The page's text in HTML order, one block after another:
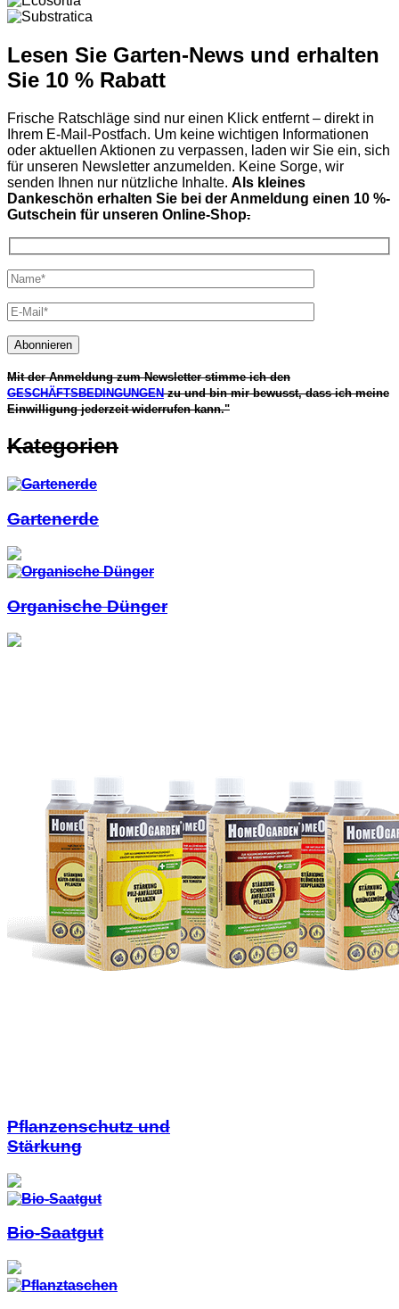
Lesen Sie Garten-News und erhalten
Sie 10 % Rabatt
Frische Ratschläge sind nur einen Klick entfernt – direkt in
Ihrem E-Mail-Postfach. Um keine wichtigen Informationen
oder aktuellen Aktionen zu verpassen, laden wir Sie ein, sich
für unseren Newsletter anzumelden. Keine Sorge, wir
senden Ihnen nur nützliche Inhalte. Als kleines
Dankeschön erhalten Sie bei der Anmeldung einen 10 %-
Gutschein für unseren Online-Shop.
Mit der Anmeldung zum Newsletter stimme ich den
GESCHÄFTSBEDINGUNGENzu und bin mir bewusst, dass ich meine
Einwilligung jederzeit widerrufen kann."
Kategorien
Gartenerde
Organische Dünger
Pflanzenschutz und
Stärkung
Bio-Saatgut